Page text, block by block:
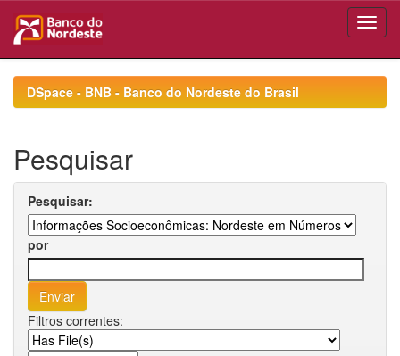
navigationDSpace - BNB - Banco do Nordeste do Brasil
Pesquisar
Pesquisar:
por
Filtros correntes: